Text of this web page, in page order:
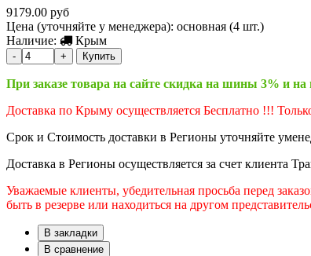
9179.00 руб
Цена (уточняйте у менеджера): основная (4 шт.)
Наличие:
Крым
- + Купить
При заказе товара на сайте скидка на шины 3% и
Доставка по Крыму осуществляется Бесплатно !!!
Срок и Стоимость доставки в Регионы уточняйте
Доставка в Регионы осуществляется за счет клиента
Уважаемые клиенты, убедительная просьба перед
быть в резерве или находиться на другом
В закладки
В сравнение